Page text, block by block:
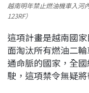
越南明年禁止燃油機車入河
123RF）
這項計畫是越南國
面淘汰所有燃油二
通命脈的國家，全
駛，這項禁令無疑